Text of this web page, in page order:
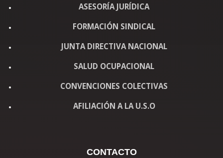
ASESORÍA JURÍDICA
FORMACIÓN SINDICAL
JUNTA DIRECTIVA NACIONAL
SALUD OCUPACIONAL
CONVENCIONES COLECTIVAS
AFILIACIÓN A LA U.S.O
CONTACTO